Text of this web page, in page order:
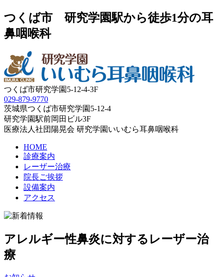
つくば市 研究学園駅から徒歩1分の耳
鼻咽喉科
つくば市研究学園5‐12‐4-3F
029‐879‐9770
茨城県つくば市研究学園5‐12‐4
研究学園駅前岡田ビル3F
医療法人社団陽晃会 研究学園いいむら耳鼻咽喉科
HOME
診療案内
レーザー治療
院長ご挨拶
設備案内
アクセス
アレルギー性鼻炎に対するレーザー治
療